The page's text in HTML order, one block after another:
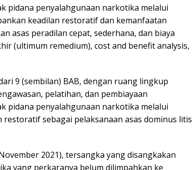
pidana penyalahgunaan narkotika melalui
keadilan restoratif dan kemanfaatan
asas peradilan cepat, sederhana, dan biaya
(ultimum remedium), cost and benefit analysis,
9 (sembilan) BAB, dengan ruang lingkup
pelatihan, dan pembiayaan
pidana penyalahgunaan narkotika melalui
sebagai pelaksanaan asas dominus litis
2021), tersangka yang disangkakan
yang perkaranya belum dilimpahkan ke